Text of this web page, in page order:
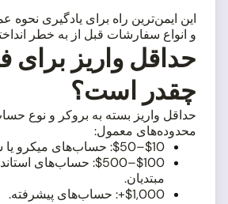
این ایمن‌ترین راه برای یادگیری نحوه
و انواع سفارشات قبل از به خطر
حداقل واریز
چقدر است؟
حداقل واریز بسته به بروکر و نوع
محدوده‌های معمول:
$10–$50: حساب‌های میکرو یا سطح ورودی.
$100–$500: حساب‌های
مبتدیان.
$1,000+: حساب‌های پیشرفته.